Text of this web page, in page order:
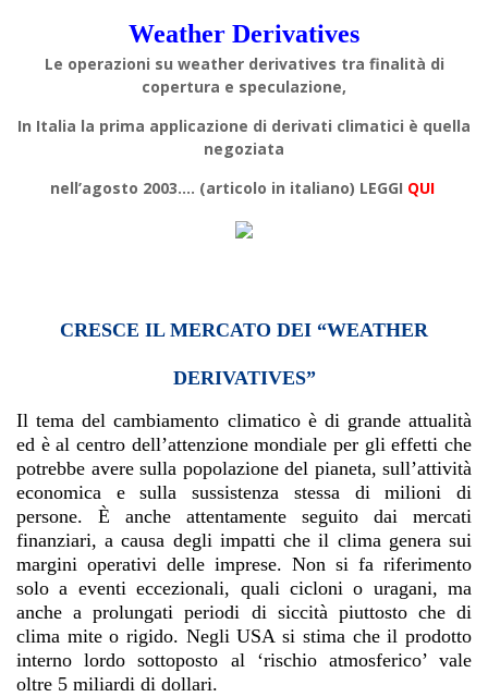
Weather Derivatives
Le operazioni su weather derivatives tra finalità di
copertura e speculazione,
In Italia la prima applicazione di derivati climatici è quella
negoziata
nell’agosto 2003.… (articolo in italiano) LEGGI QUI
CRESCE IL MERCATO DEI “WEATHER
DERIVATIVES”
Il tema del cambiamento climatico è di grande attualità
ed è al centro dell’attenzione mondiale per gli effetti che
potrebbe avere sulla popolazione del pianeta, sull’attività
economica e sulla sussistenza stessa di milioni di
persone. È anche attentamente seguito dai mercati
finanziari, a causa degli impatti che il clima genera sui
margini operativi delle imprese. Non si fa riferimento
solo a eventi eccezionali, quali cicloni o uragani, ma
anche a prolungati periodi di siccità piuttosto che di
clima mite o rigido. Negli USA si stima che il prodotto
interno lordo sottoposto al ‘rischio atmosferico’ vale
oltre 5 miliardi di dollari.